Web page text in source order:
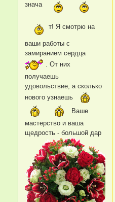
знача
т! Я смотрю на
ваши работы с
замиранием сердца
. От них
получаешь
удовольствие, а сколько
нового узнаешь
Ваше
мастерство и ваша
щедрость - большой дар